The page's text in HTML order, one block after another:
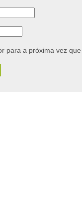
para a próxima vez